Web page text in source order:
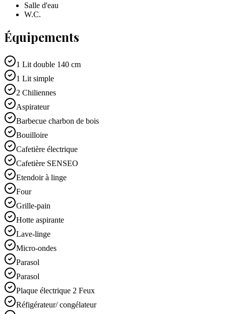
Salle d'eau
W.C.
Équipements
1 Lit double 140 cm
1 Lit simple
2 Chiliennes
Aspirateur
Barbecue charbon de bois
Bouilloire
Cafetière électrique
Cafetière SENSEO
Etendoir à linge
Four
Grille-pain
Hotte aspirante
Lave-linge
Micro-ondes
Parasol
Parasol
Plaque électrique 2 Feux
Réfigérateur/ congélateur